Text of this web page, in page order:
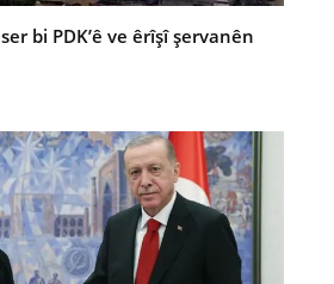
bi PDK’ê ve êrîşî şervanên